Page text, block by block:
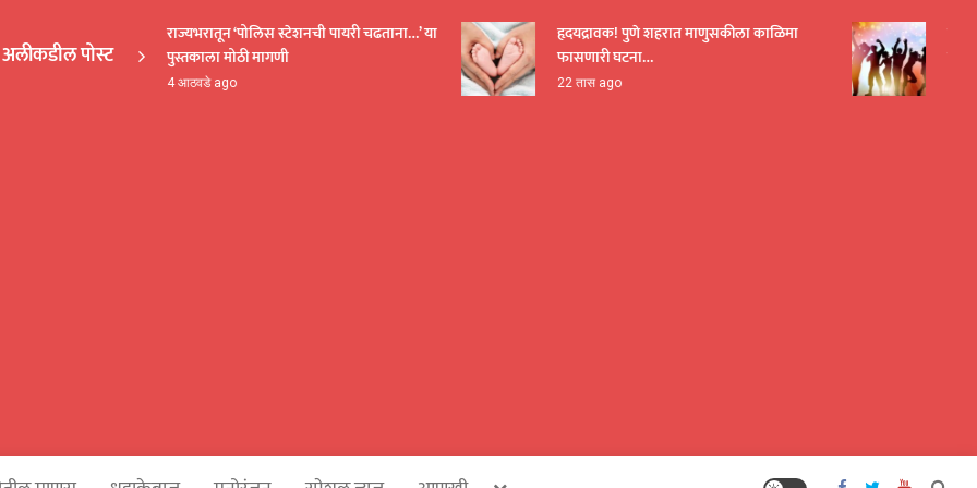
अलीकडील पोस्ट
राज्यभरातून ‘पोलिस स्टेशनची पायरी चढताना…’ या
पुस्तकाला मोठी मागणी
4 आठवडे ago
हृदयद्रावक! पुणे शहरात माणुसकीला काळिमा
फासणारी घटना…
22 तास ago
पुणे
23 तास